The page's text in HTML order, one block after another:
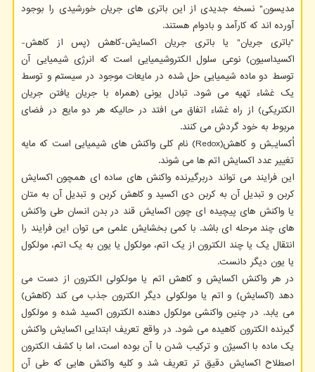
مدیسون" نسخه جدیدی از این باتری های جریان خورشیدی را بوجود
آورده اند که کارآمد و بادوام هستند.
"باتری جریان" یا باتری جریان اکسایش-کاهش (پس از کاهش-
اکسیداسیون) نوعی سلول الکتروشیمیایی است که انرژی شیمیایی آن
توسط دو ماده شیمیایی حل شده در مایعات موجود در سیستم و توسط
یک غشاء تهیه می شود. تبادل یونی (همراه با جریان یافتن جریان
الکتریکی) از راه غشاء اتفاق می افتد در حالیکه هر دو مایع در فضای
مربوط به خود گردش می کنند.
اُکسایـِش و کاهش(Redox) نام کلی واکنش های شیمیایی است که مایه
تغییر عدد اکسایش اتم ها می شوند.
این فرایند می تواند دربرگیرنده واکنش های ساده ای همچون اکسایش
کربن و تبدیل آن به کربن دی اکسید و کاهش کربن و تبدیل آن به متان
یا واکنش های پیچیده ای چون اکسایش قند در بدن انسان طی واکنش
های چند مرحله ای باشد. با کمی بخشایش علمی می توان این فرایند را
انتقال یک یا چند الکترون از یک اتم، مولکول یا یون به یک اتم، مولکول
یا یون دیگر دانست.
در هر واکنش اکسایش و کاهش اتم یا مولکولی الکترون از دست می
دهد (اکسایش) و اتم یا مولکولی دیگر الکترون جذب می کند (کاهش)
می یابد. در چنین واکنشی مولکول دهنده الکترون اکسید شده و مولکول
گیرنده الکترون کاهیده می شود. در واقع تعریف ابتدایی اکسایش واکنش
یک ماده با اکسیژن و ترکیب شدن با آن بوده است، اما با کشف الکترون
اصطلاح اکسایش دقیق تر تعریف شد و کلیه واکنش هایی که طی آن